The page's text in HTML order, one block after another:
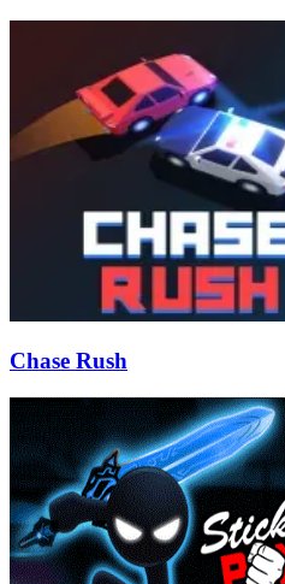
Chase Rush